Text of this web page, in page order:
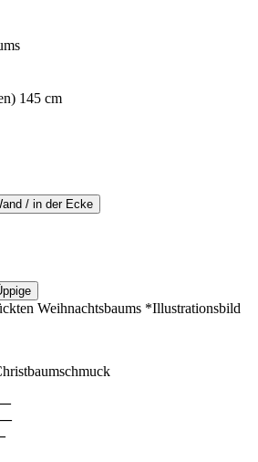
145 cm
/ in der Ecke
*Illustrationsbild